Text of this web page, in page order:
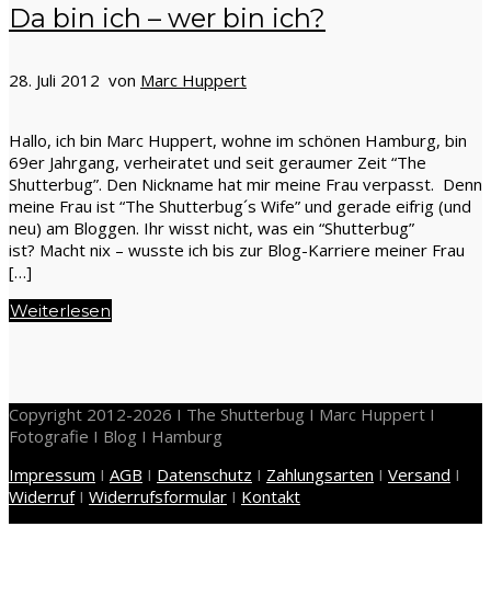
Da bin ich – wer bin ich?
28. Juli 2012 von Marc Huppert
Hallo, ich bin Marc Huppert, wohne im schönen Hamburg, bin
69er Jahrgang, verheiratet und seit geraumer Zeit “The
Shutterbug”. Den Nickname hat mir meine Frau verpasst. Denn
meine Frau ist “The Shutterbug´s Wife” und gerade eifrig (und
neu) am Bloggen. Ihr wisst nicht, was ein “Shutterbug”
ist? Macht nix – wusste ich bis zur Blog-Karriere meiner Frau
[…]
Weiterlesen
Copyright 2012-2026 I The Shutterbug I Marc Huppert I
Fotografie I Blog I Hamburg
Impressum I AGB I Datenschutz I Zahlungsarten I Versand I
WiderrufI Widerrufsformular I Kontakt